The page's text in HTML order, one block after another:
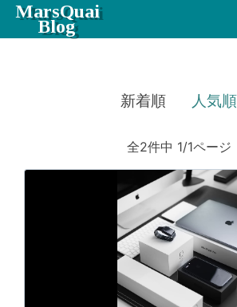
MarsQuai
Blog
新着順 人気順
全2件中 1/1ページ